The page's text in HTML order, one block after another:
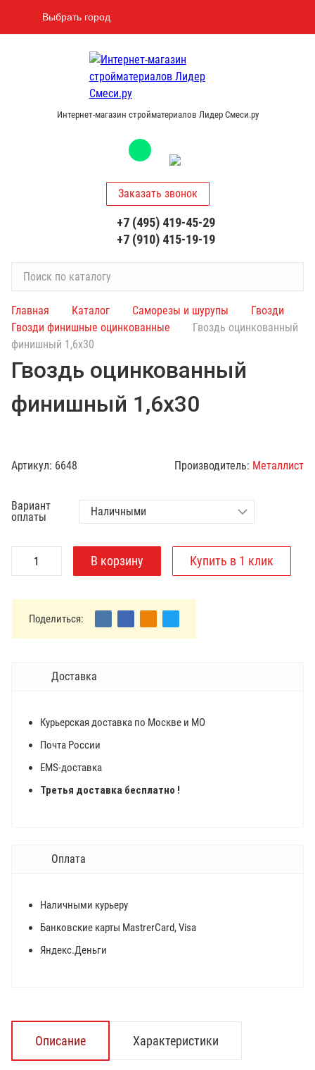
Выбрать город
Интернет-магазин стройматериалов Лидер Смеси.ру
и
с
к
п
а
о
у
Заказать звонок
+7 (495) 419-45-29
+7 (910) 415-19-19
Главная Каталог Саморезы и шурупы
Гвозди
Гвозди финишные оцинкованные
Гвоздь оцинкованный
финишный 1,6х30
Гвоздь оцинкованный
финишный 1,6х30
Артикул: 6648 Производитель: Металлист
Вариант
оплаты
Поделиться:
Доставка
Курьерская доставка по Москве и МО
Почта России
EMS-доставка
Третья доставка бесплатно !
Оплата
Наличными курьеру
Банковские карты MastrerCard, Visa
Яндекс.Деньги
Описание Характеристики